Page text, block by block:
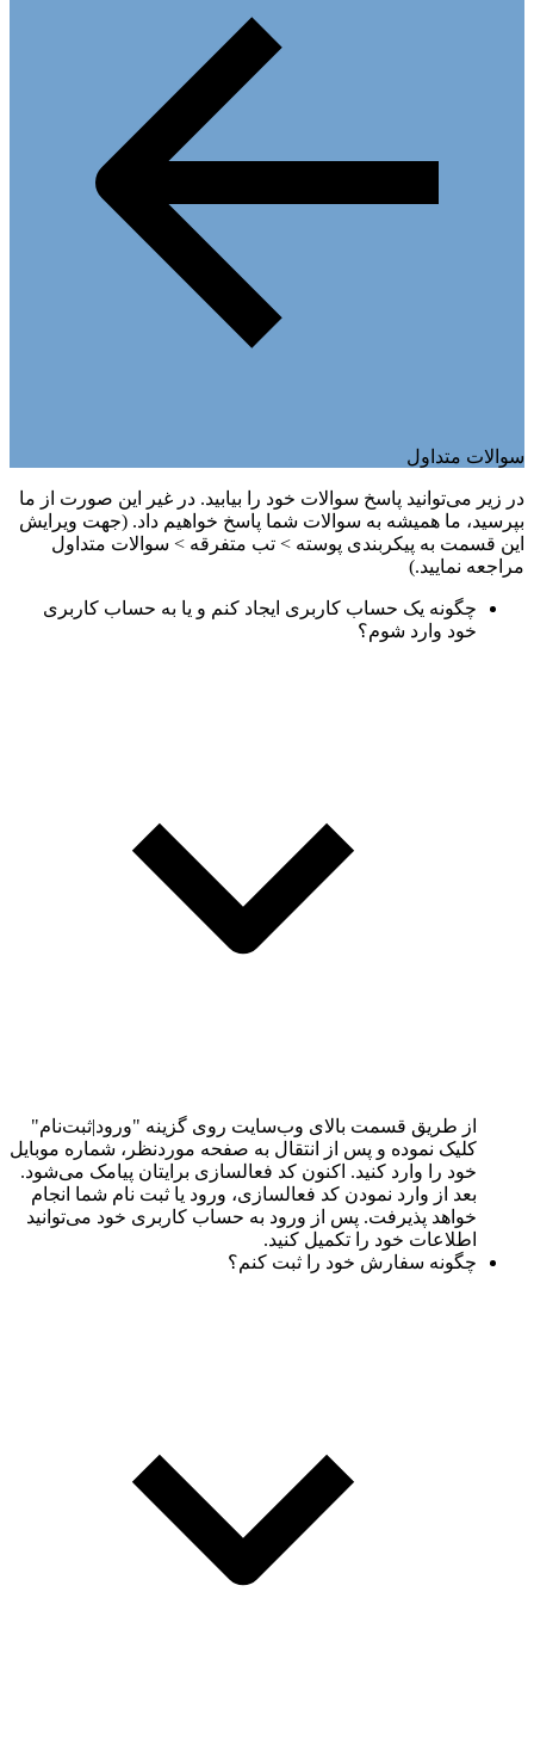
سوالات متداول
در زیر می‌توانید پاسخ سوالات خود را بیابید. در غیر این صورت از ما
بپرسید، ما همیشه به سوالات شما پاسخ خواهیم داد. (جهت ویرایش
این قسمت به پیکربندی پوسته > تب متفرقه > سوالات متداول
مراجعه نمایید.)
چگونه یک حساب کاربری ایجاد کنم و یا به حساب کاربری
خود وارد شوم؟
از طریق قسمت بالای وب‌سایت روی گزینه "ورود|ثبت‌نام"
کلیک نموده و پس از انتقال به صفحه موردنظر، شماره موبایل
خود را وارد کنید. اکنون کد فعالسازی برایتان پیامک می‌شود.
بعد از وارد نمودن کد فعالسازی، ورود یا ثبت نام شما انجام
خواهد پذیرفت. پس از ورود به حساب کاربری خود می‌توانید
اطلاعات خود را تکمیل کنید.
چگونه سفارش خود را ثبت کنم؟